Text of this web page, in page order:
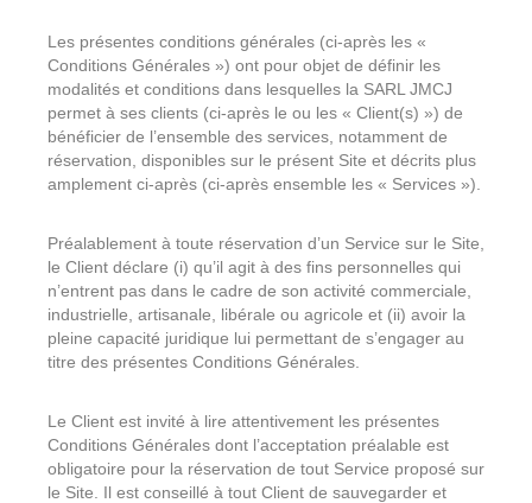
Contactez-nous
Le Nid
L’Écume
Les présentes conditions générales (ci-après les «
Conditions Générales ») ont pour objet de définir les
modalités et conditions dans lesquelles la SARL JMCJ
permet à ses clients (ci-après le ou les « Client(s) ») de
bénéficier de l’ensemble des services, notamment de
réservation, disponibles sur le présent Site et décrits plus
amplement ci-après (ci-après ensemble les « Services »).
Préalablement à toute réservation d’un Service sur le Site,
le Client déclare (i) qu’il agit à des fins personnelles qui
n’entrent pas dans le cadre de son activité commerciale,
industrielle, artisanale, libérale ou agricole et (ii) avoir la
pleine capacité juridique lui permettant de s’engager au
titre des présentes Conditions Générales.
Le Client est invité à lire attentivement les présentes
Conditions Générales dont l’acceptation préalable est
obligatoire pour la réservation de tout Service proposé sur
le Site. Il est conseillé à tout Client de sauvegarder et